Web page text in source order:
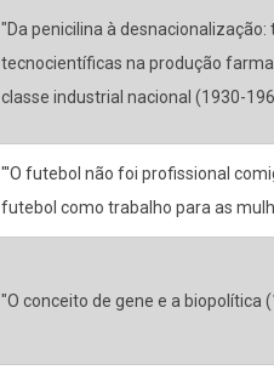
"Da penicilina à
tecnocientíficas na produção
classe industrial nacional (1930-
"'O futebol não foi profissional
futebol como trabalho para as
"O conceito de gene e a biopolítica